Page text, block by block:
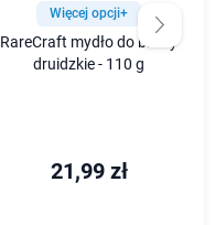
Więcej opcji+
RareCraft mydło do brody
druidzkie - 110 g
21,99 zł